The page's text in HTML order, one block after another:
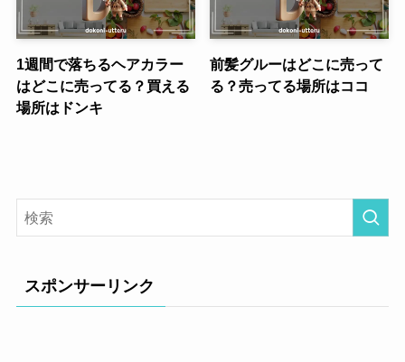
1週間で落ちるヘアカラー
はどこに売ってる？買える
場所はドンキ
前髪グルーはどこに売って
る？売ってる場所はココ
スポンサーリンク